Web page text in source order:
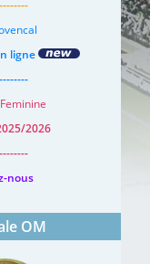
ligne
2026
nous
OM